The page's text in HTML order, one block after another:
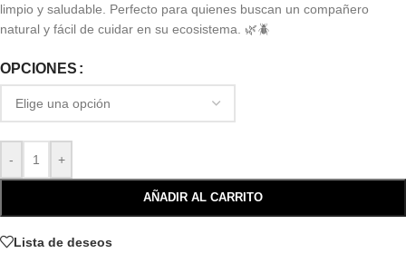
limpio y saludable. Perfecto para quienes buscan un compañero
natural y fácil de cuidar en su ecosistema. 🌿🪲
OPCIONES
- +
AÑADIR AL CARRITO
Lista de deseos